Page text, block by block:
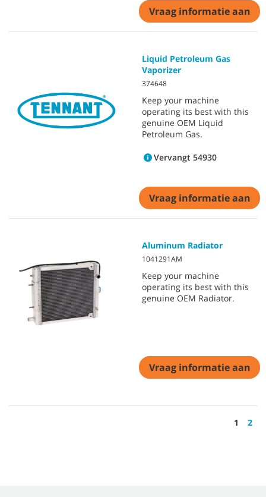
Vraag informatie aan
Liquid Petroleum Gas
Vaporizer
374648
Keep your machine
operating its best with this
genuine OEM Liquid
Petroleum Gas.
Vervangt 54930
Vraag informatie aan
Aluminum Radiator
1041291AM
Keep your machine
operating its best with this
genuine OEM Radiator.
Vraag informatie aan
1 2